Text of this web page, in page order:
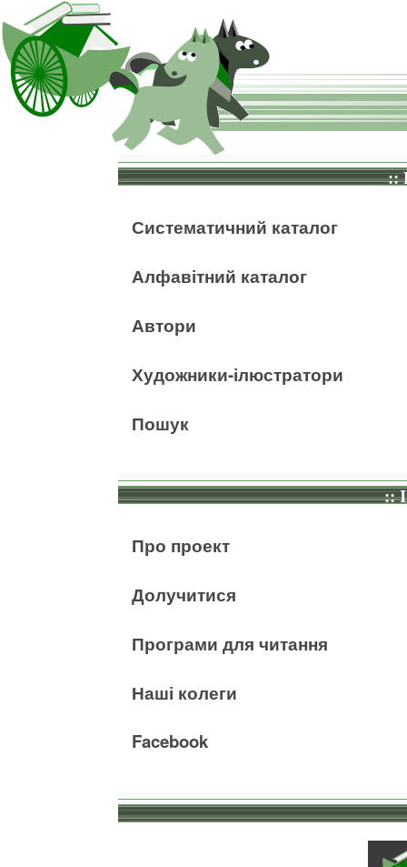
::
Систематичний каталог
Алфавітний каталог
Автори
Художники-ілюстратори
Пошук
::
Про проект
Долучитися
Програми для читання
Наші колеги
Facebook